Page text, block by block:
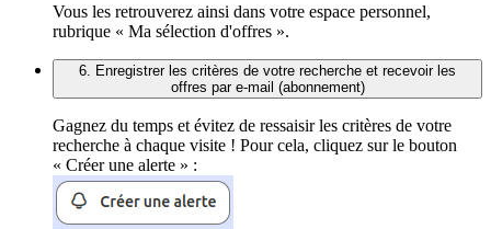
Vous les retrouverez ainsi dans votre espace personnel,
rubrique « Ma sélection d'offres ».
6. Enregistrer les critères de votre recherche et recevoir les
offres par e-mail (abonnement)
Gagnez du temps et évitez de ressaisir les critères de votre
recherche à chaque visite ! Pour cela, cliquez sur le bouton
« Créer une alerte » :